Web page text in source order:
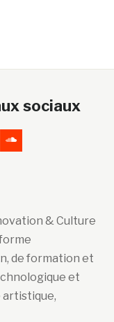
sociaux
& Culture
de formation et
et
artistique,